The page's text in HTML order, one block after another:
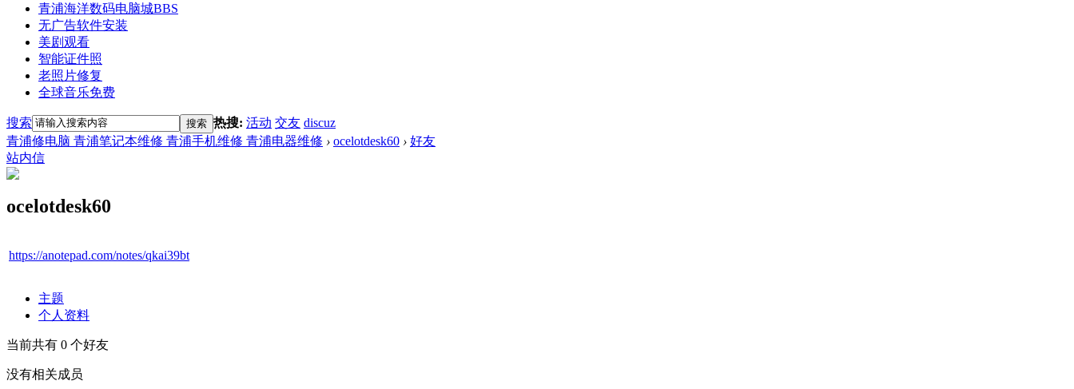
青浦海洋数码电脑城BBS
无广告软件安装
美剧观看
智能证件照
老照片修复
全球音乐免费
搜索 搜索 热搜: 活动 交友 discuz
青浦修电脑 青浦笔记本维修 青浦手机维修 青浦电器维修 › ocelotdesk60 › 好友
站内信
ocelotdesk60
https://anotepad.com/notes/qkai39bt
主题
个人资料
当前共有 0 个好友
没有相关成员